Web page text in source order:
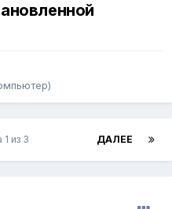
ДАЛЕЕ
1 из 3